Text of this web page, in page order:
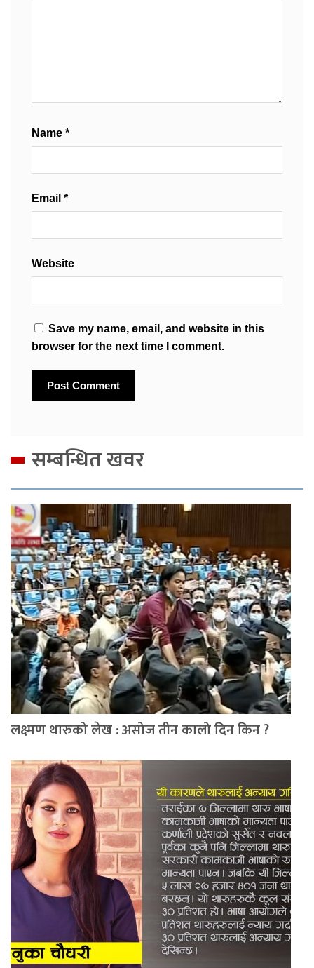
Name *
Email *
Website
Save my name, email, and website in this
browser for the next time I comment.
सम्बन्धित खवर
लक्ष्मण थारुको लेख : असोज तीन कालो दिन किन ?